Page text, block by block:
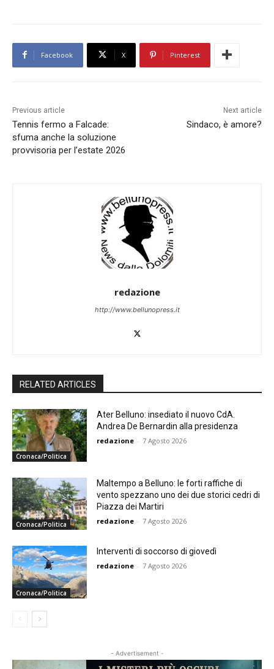
Facebook X Pinterest
Previous article
Tennis fermo a Falcade:
sfuma anche la soluzione
provvisoria per l’estate 2026
Next article
Sindaco, è amore?
redazione
http://www.bellunopress.it
RELATED ARTICLES
Cronaca/Politica
Ater Belluno: insediato il nuovo CdA.
Andrea De Bernardin alla presidenza
redazione - 7 Agosto 2026
Cronaca/Politica
Maltempo a Belluno: le forti raffiche di
vento spezzano uno dei due storici cedri di
Piazza dei Martiri
redazione - 7 Agosto 2026
Cronaca/Politica
Interventi di soccorso di giovedì
redazione - 7 Agosto 2026
- Advertisement -